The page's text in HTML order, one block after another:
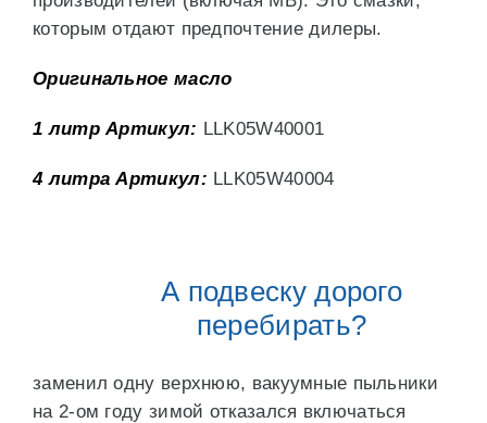
которым отдают предпочтение дилеры.
Оригинальное масло
1 литр Артикул: LLK05W40001
4 литра Артикул: LLK05W40004
А подвеску дорого
перебирать?
заменил одну верхнюю, вакуумные пыльники
на 2-ом году зимой отказался включаться